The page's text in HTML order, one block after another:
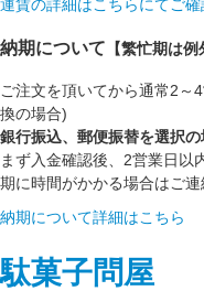
運賃の詳細はこちらにてご
納期について 【繁忙期は例
ご注文を頂いてから通常2～
換の場合)
銀行振込、郵便振替を選択の
まず入金確認後、2営業日以
期に時間がかかる場合はご
納期について詳細はこちら
駄菓子問屋